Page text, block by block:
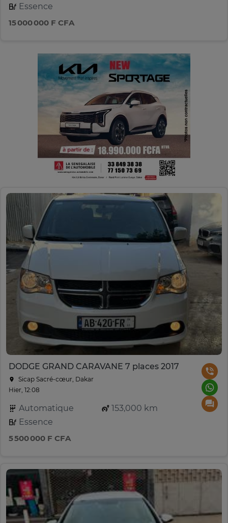
Essence
15 000 000 F CFA
DODGE GRAND CARAVANE 7 places 2017
Sicap Sacré-cœur, Dakar
Hier, 12:08
Automatique
153,000 km
Essence
5 500 000 F CFA